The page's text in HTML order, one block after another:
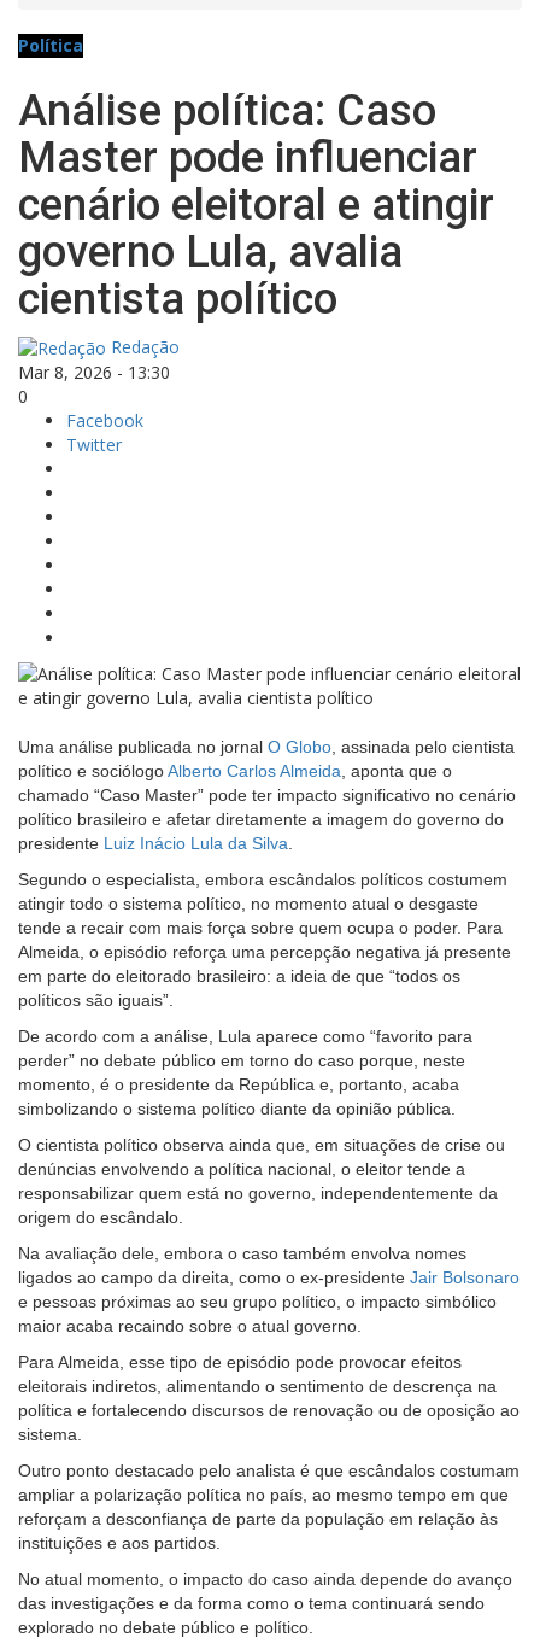
Política
Análise política: Caso
Master pode influenciar
cenário eleitoral e atingir
governo Lula, avalia
cientista político
Redação
Mar 8, 2026 - 13:30
0
Facebook
Twitter
Uma análise publicada no jornal O Globo , assinada pelo cientista
político e sociólogoAlberto Carlos Almeida , aponta que o
chamado “Caso Master” pode ter impacto significativo no cenário
político brasileiro e afetar diretamente a imagem do governo do
presidente Luiz Inácio Lula da Silva
Segundo o especialista, embora escândalos políticos costumem
atingir todo o sistema político, no momento atual o desgaste
tende a recair com mais força sobre quem ocupa o poder. Para
Almeida, o episódio reforça uma percepção negativa já presente
em parte do eleitorado brasileiro: a ideia de que “todos os
políticos são iguais”.
De acordo com a análise, Lula aparece como “favorito para
perder” no debate público em torno do caso porque, neste
momento, é o presidente da República e, portanto, acaba
simbolizando o sistema político diante da opinião pública.
O cientista político observa ainda que, em situações de crise ou
denúncias envolvendo a política nacional, o eleitor tende a
responsabilizar quem está no governo, independentemente da
origem do escândalo.
Na avaliação dele, embora o caso também envolva nomes
ligados ao campo da direita, como o ex-presidente Jair Bolsonaro
e pessoas próximas ao seu grupo político, o impacto simbólico
maior acaba recaindo sobre o atual governo.
Para Almeida, esse tipo de episódio pode provocar efeitos
eleitorais indiretos, alimentando o sentimento de descrença na
política e fortalecendo discursos de renovação ou de oposição ao
sistema.
Outro ponto destacado pelo analista é que escândalos costumam
ampliar a polarização política no país, ao mesmo tempo em que
reforçam a desconfiança de parte da população em relação às
instituições e aos partidos.
No atual momento, o impacto do caso ainda depende do avanço
das investigações e da forma como o tema continuará sendo
explorado no debate público e político.